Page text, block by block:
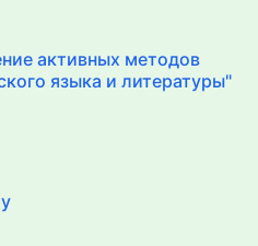
активных методов
языка и литературы"